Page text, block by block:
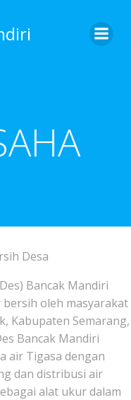
Desa
Bancak Mandiri
oleh masyarakat
Kabupaten Semarang,
Bancak Mandiri
air Tigasa dengan
dan distribusi air
alat ukur dalam